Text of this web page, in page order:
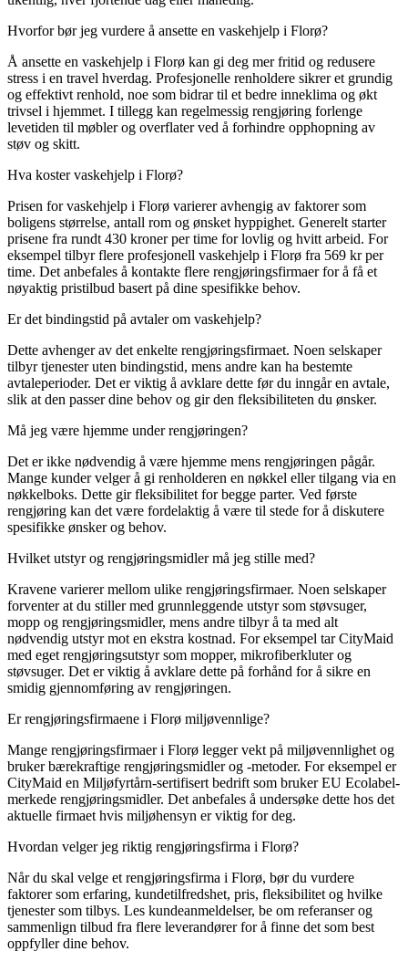
Hvorfor bør jeg vurdere å ansette en vaskehjelp i Florø?
Å ansette en vaskehjelp i Florø kan gi deg mer fritid og redusere
stress i en travel hverdag. Profesjonelle renholdere sikrer et grundig
og effektivt renhold, noe som bidrar til et bedre inneklima og økt
trivsel i hjemmet. I tillegg kan regelmessig rengjøring forlenge
levetiden til møbler og overflater ved å forhindre opphopning av
støv og skitt.
Hva koster vaskehjelp i Florø?
Prisen for vaskehjelp i Florø varierer avhengig av faktorer som
boligens størrelse, antall rom og ønsket hyppighet. Generelt starter
prisene fra rundt 430 kroner per time for lovlig og hvitt arbeid. For
eksempel tilbyr flere profesjonell vaskehjelp i Florø fra 569 kr per
time. Det anbefales å kontakte flere rengjøringsfirmaer for å få et
nøyaktig pristilbud basert på dine spesifikke behov.
Er det bindingstid på avtaler om vaskehjelp?
Dette avhenger av det enkelte rengjøringsfirmaet. Noen selskaper
tilbyr tjenester uten bindingstid, mens andre kan ha bestemte
avtaleperioder. Det er viktig å avklare dette før du inngår en avtale,
slik at den passer dine behov og gir den fleksibiliteten du ønsker.
Må jeg være hjemme under rengjøringen?
Det er ikke nødvendig å være hjemme mens rengjøringen pågår.
Mange kunder velger å gi renholderen en nøkkel eller tilgang via en
nøkkelboks. Dette gir fleksibilitet for begge parter. Ved første
rengjøring kan det være fordelaktig å være til stede for å diskutere
spesifikke ønsker og behov.
Hvilket utstyr og rengjøringsmidler må jeg stille med?
Kravene varierer mellom ulike rengjøringsfirmaer. Noen selskaper
forventer at du stiller med grunnleggende utstyr som støvsuger,
mopp og rengjøringsmidler, mens andre tilbyr å ta med alt
nødvendig utstyr mot en ekstra kostnad. For eksempel tar CityMaid
med eget rengjøringsutstyr som mopper, mikrofiberkluter og
støvsuger. Det er viktig å avklare dette på forhånd for å sikre en
smidig gjennomføring av rengjøringen.
Er rengjøringsfirmaene i Florø miljøvennlige?
Mange rengjøringsfirmaer i Florø legger vekt på miljøvennlighet og
bruker bærekraftige rengjøringsmidler og -metoder. For eksempel er
CityMaid en Miljøfyrtårn-sertifisert bedrift som bruker EU Ecolabel-
merkede rengjøringsmidler. Det anbefales å undersøke dette hos det
aktuelle firmaet hvis miljøhensyn er viktig for deg.
Hvordan velger jeg riktig rengjøringsfirma i Florø?
Når du skal velge et rengjøringsfirma i Florø, bør du vurdere
faktorer som erfaring, kundetilfredshet, pris, fleksibilitet og hvilke
tjenester som tilbys. Les kundeanmeldelser, be om referanser og
sammenlign tilbud fra flere leverandører for å finne det som best
oppfyller dine behov.